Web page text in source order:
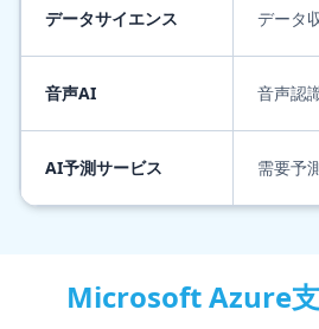
データサイエンス データ
音声AI 音声認
AI予測サービス 需要予
Microsoft Azure